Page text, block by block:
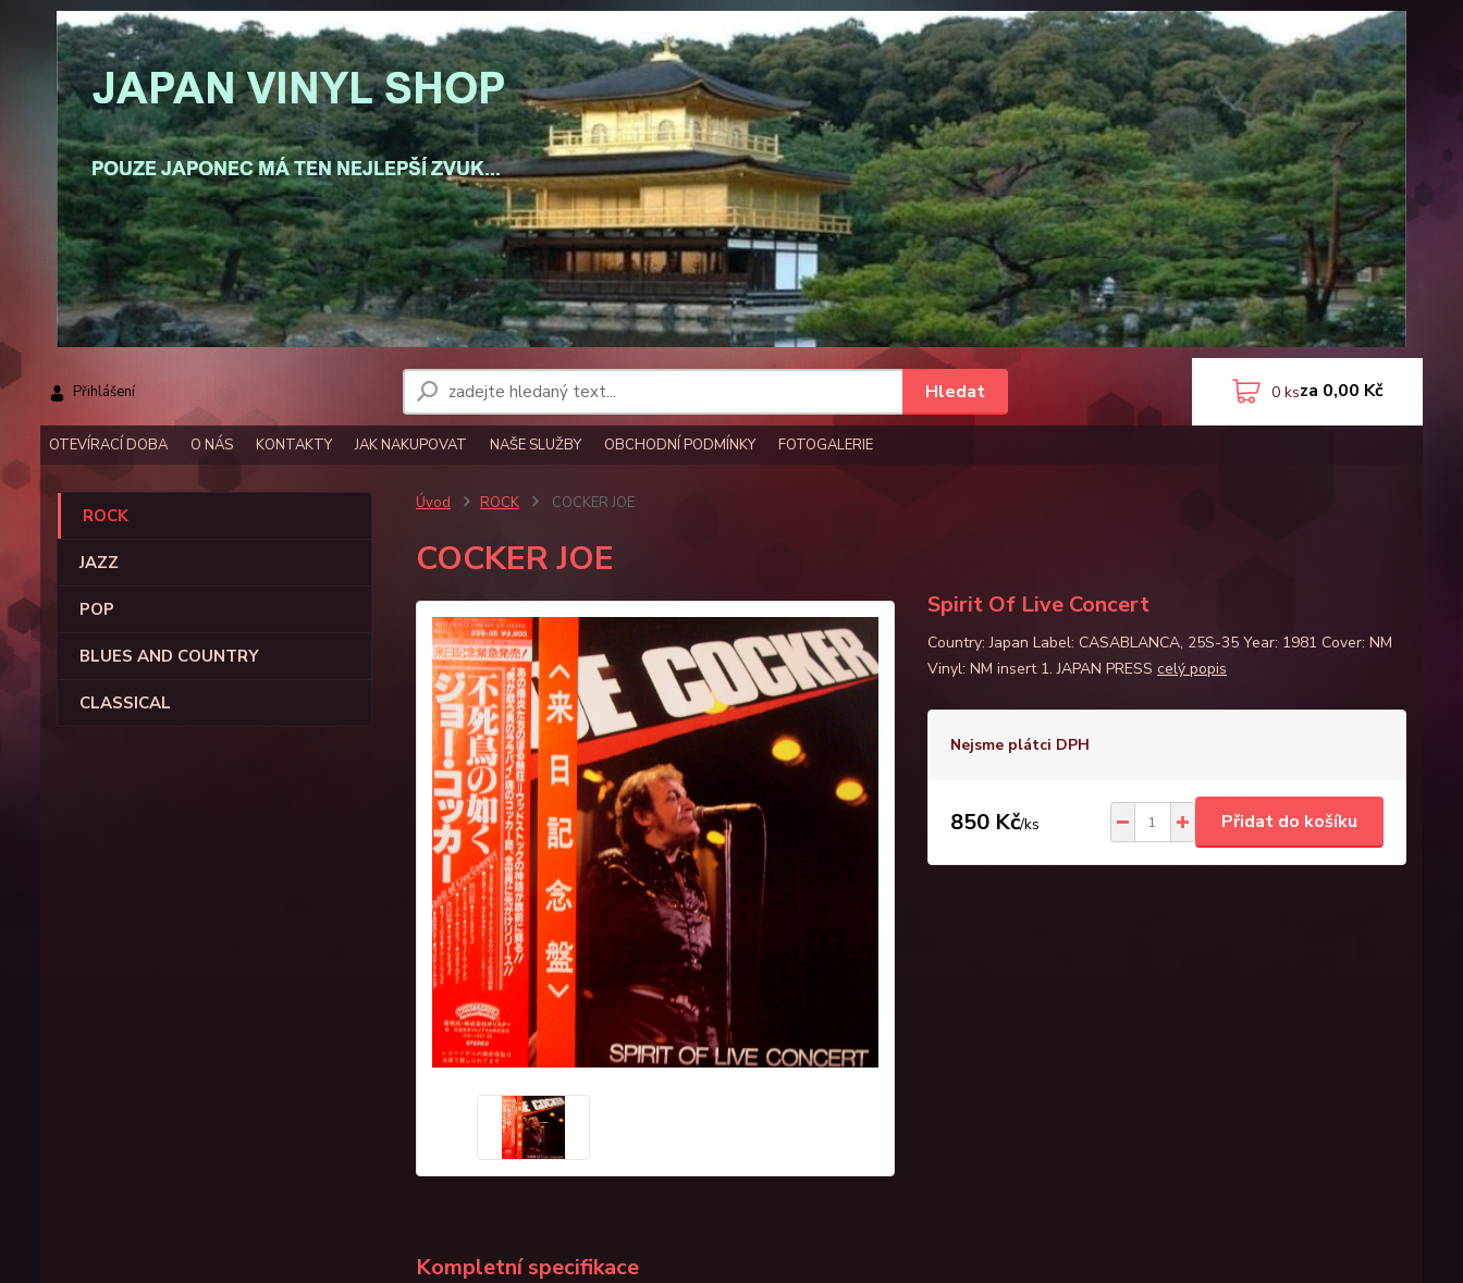
OTEVÍRACÍ DOBA O NÁS KONTAKTY JAK NAKUPOVAT NAŠE SLUŽBY OBCHODNÍ PODMÍNKY FOTOGALERIE
Přihlášení Hledat 0 ksza 0,00 Kč
ROCK
JAZZ
POP
BLUES AND COUNTRY
CLASSICAL
Úvod ROCK COCKER JOE
COCKER JOE
Spirit Of Live Concert
Country: Japan Label: CASABLANCA, 25S-35 Year: 1981 Cover: NM
Vinyl: NM insert 1. JAPAN PRESS celý popis
Nejsme plátci DPH
850 Kč/ks Přidat do košíku
Kompletní specifikace